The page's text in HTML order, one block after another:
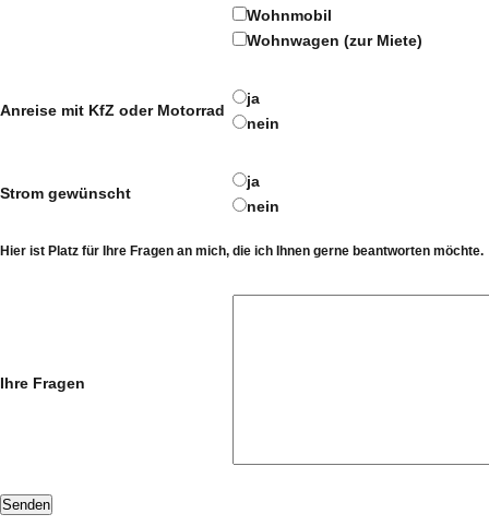
Wohnmobil
Wohnwagen (zur Miete)
Anreise mit KfZ oder Motorrad
ja
nein
Strom gewünscht
ja
nein
Hier ist Platz für Ihre Fragen an mich, die ich Ihnen gerne beantworten möchte.
Ihre Fragen